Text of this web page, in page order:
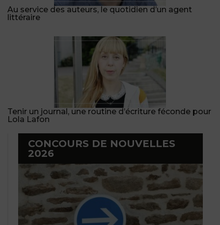
Au service des auteurs, le quotidien d’un agent
littéraire
Tenir un journal, une routine d’écriture féconde pour
Lola Lafon
CONCOURS DE NOUVELLES
2026